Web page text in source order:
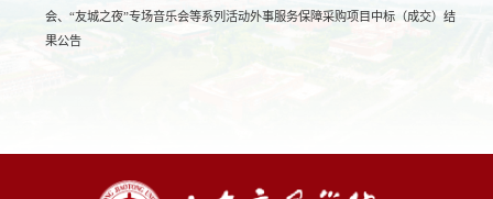
会、“友城之夜”专场音乐会等系列活动外事服务保障采购项目中标（成交）结
果公告